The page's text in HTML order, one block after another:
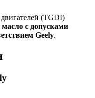
(TGDI)
масло с допусками
Geely.